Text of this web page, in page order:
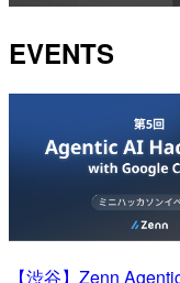
EVENTS
【渋谷】Zenn